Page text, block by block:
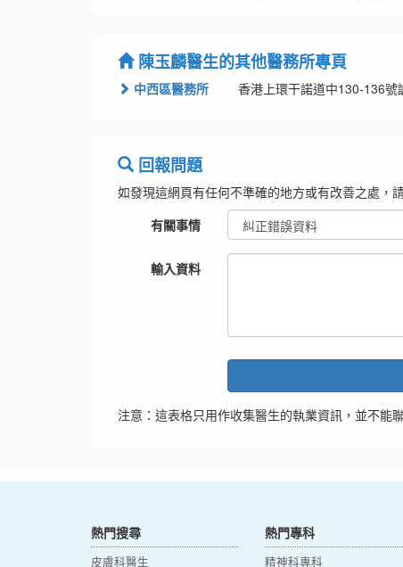
陳玉麟醫生的其他醫務所專頁
中西區醫務所 香港上環干諾道中130-136號
回報問題
如發現這網頁有任何不準確的地方或有改善之處，
有關事情
輸入資料
注意：這表格只用作收集醫生的執業資訊，並不能
熱門搜尋
皮膚科醫生
熱門專科
精神科專科